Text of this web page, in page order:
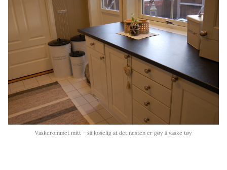
Vaskerommet mitt – så koselig at det nesten er gøy å vaske tøy